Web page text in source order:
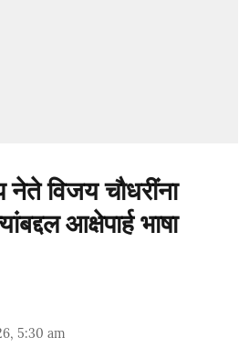
विजय चौधरींना
आक्षेपार्ह भाषा
5:30 am